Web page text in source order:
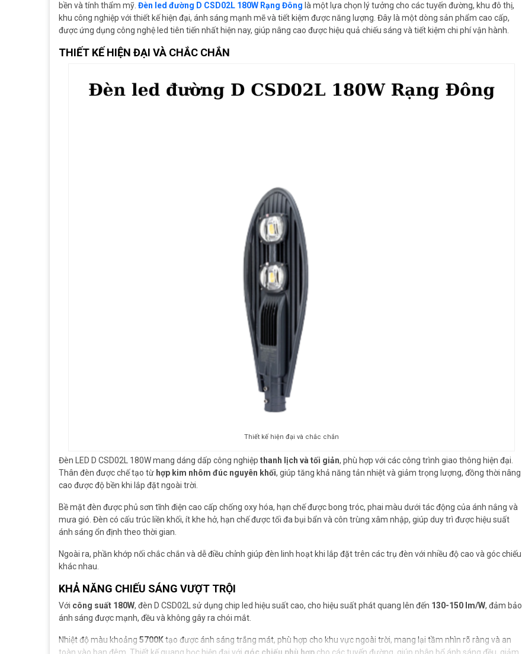
bền và tính thẩm mỹ. Đèn led đường D CSD02L 180W Rạng Đông là một lựa chọn lý tưởng cho các tuyến đường, khu đô thị,
khu công nghiệp với thiết kế hiện đại, ánh sáng mạnh mẽ và tiết kiệm được năng lượng. Đây là một dòng sản phẩm cao cấp,
được ứng dụng công nghệ led tiên tiến nhất hiện nay, giúp nâng cao được hiệu quả chiếu sáng và tiết kiệm chi phí vận hành.
THIẾT KẾ HIỆN ĐẠI VÀ CHẮC CHẮN
Thiết kế hiện đại và chắc chắn
Đèn LED D CSD02L 180W mang dáng dấp công nghiệp thanh lịch và tối giản, phù hợp với các công trình giao thông hiện đại.
Thân đèn được chế tạo từ hợp kim nhôm đúc nguyên khối, giúp tăng khả năng tản nhiệt và giảm trọng lượng, đồng thời nâng
cao được độ bền khi lắp đặt ngoài trời.
Bề mặt đèn được phủ sơn tĩnh điện cao cấp chống oxy hóa, hạn chế được bong tróc, phai màu dưới tác động của ánh nắng và
mưa gió. Đèn có cấu trúc liền khối, ít khe hở, hạn chế được tối đa bụi bẩn và côn trùng xâm nhập, giúp duy trì được hiệu suất
ánh sáng ổn định theo thời gian.
Ngoài ra, phần khớp nối chắc chắn và dễ điều chỉnh giúp đèn linh hoạt khi lắp đặt trên các trụ đèn với nhiều độ cao và góc chiếu
khác nhau.
KHẢ NĂNG CHIẾU SÁNG VƯỢT TRỘI
Với công suất 180W, đèn D CSD02L sử dụng chip led hiệu suất cao, cho hiệu suất phát quang lên đến 130-150 lm/W, đảm bảo
ánh sáng được mạnh, đều và không gây ra chói mắt.
Nhiệt độ màu khoảng 5700Ktạo được ánh sáng trắng mát, phù hợp cho khu vực ngoài trời, mang lại tầm nhìn rõ ràng và an